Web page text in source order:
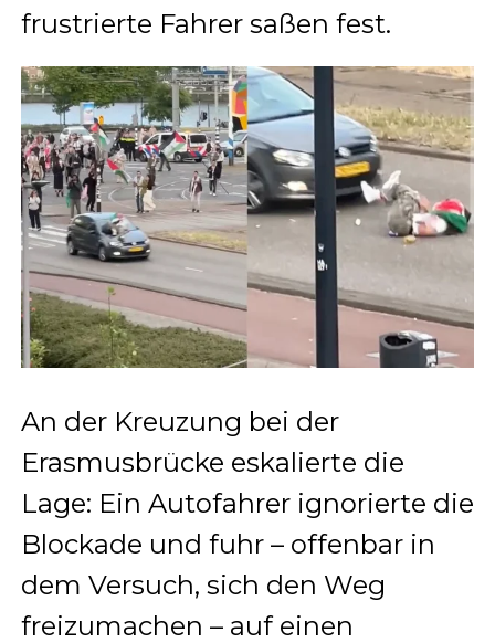
frustrierte Fahrer saßen fest.
An der Kreuzung bei der
Erasmusbrücke eskalierte die
Lage: Ein Autofahrer ignorierte die
Blockade und fuhr – offenbar in
dem Versuch, sich den Weg
freizumachen – auf einen